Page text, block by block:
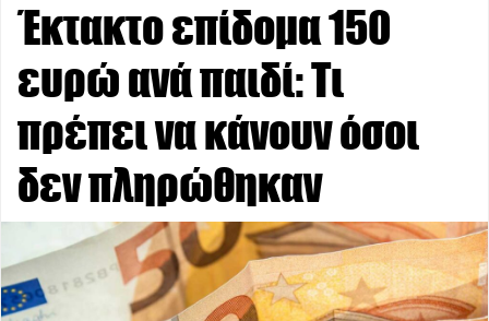
Έκτακτο επίδομα 150
ευρώ ανά παιδί: Τι
πρέπει να κάνουν όσοι
δεν πληρώθηκαν